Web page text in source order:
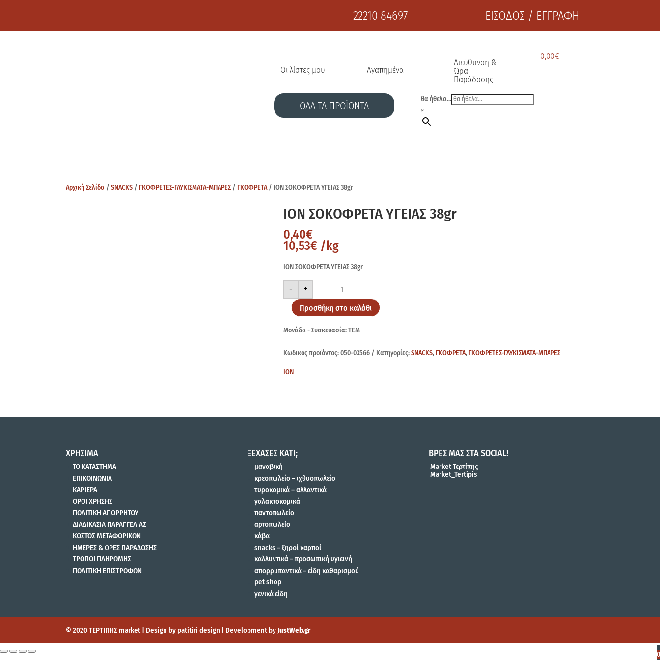
22210 84697 ΕΙΣΟΔΟΣ / ΕΓΓΡΑΦΗ
Οι λίστες μου Αγαπημένα
Διεύθυνση &
Ώρα
Παράδοσης
0,00€
ΟΛΑ ΤΑ ΠΡΟΪΟΝΤΑ
θα ήθελα...
×
Αρχική Σελίδα /SNACKS / ΓΚΟΦΡΕΤΕΣ-ΓΛΥΚΙΣΜΑΤΑ-ΜΠΑΡΕΣ / ΓΚΟΦΡΕΤΑ/ ΙΟΝ ΣΟΚΟΦΡΕΤΑ ΥΓΕΙΑΣ 38gr
ΙΟΝ ΣΟΚΟΦΡΕΤΑ ΥΓΕΙΑΣ 38gr
0,40€
10,53€ /kg
ΙΟΝ ΣΟΚΟΦΡΕΤΑ ΥΓΕΙΑΣ 38gr
-
ΙΟΝ
ΣΟΚΟΦΡΕΤΑ
ΥΓΕΙΑΣ
38gr
ποσότητα
+
Προσθήκη στο καλάθι
Μονάδα - Συσκευασία: ΤΕΜ
Κωδικός προϊόντος:050-03566 Κατηγορίες:SNACKS, ΓΚΟΦΡΕΤΑ, ΓΚΟΦΡΕΤΕΣ-ΓΛΥΚΙΣΜΑΤΑ-ΜΠΑΡΕΣ
ΙΟΝ
ΧΡΗΣΙΜΑ
ΤΟ ΚΑΤΑΣΤΗΜΑ
ΕΠΙΚΟΙΝΩΝΙΑ
ΚΑΡΙΕΡΑ
ΟΡΟΙ ΧΡΗΣΗΣ
ΠΟΛΙΤΙΚΗ ΑΠΟΡΡΗΤΟΥ
ΔΙΑΔΙΚΑΣΙΑ ΠΑΡΑΓΓΕΛΙΑΣ
ΚΟΣΤΟΣ ΜΕΤΑΦΟΡΙΚΩΝ
ΗΜΕΡΕΣ & ΩΡΕΣ ΠΑΡΑΔΟΣΗΣ
ΤΡΟΠΟΙ ΠΛΗΡΩΜΗΣ
ΠΟΛΙΤΙΚΗ ΕΠΙΣΤΡΟΦΩΝ
ΞΕΧΑΣΕΣ ΚΑΤΙ;
μαναβική
κρεοπωλείο – ιχθυοπωλείο
τυροκομικά – αλλαντικά
γαλακτοκομικά
παντοπωλείο
αρτοπωλείο
κάβα
snacks – ξηροί καρποί
καλλυντικά – προσωπική υγιεινή
απορρυπαντικά – είδη καθαρισμού
pet shop
γενικά είδη
ΒΡΕΣ ΜΑΣ ΣΤΑ SOCIAL!
Market Τερτίπης
Market_Tertipis
© 2020 ΤΕΡΤΙΠΗΣ market | Design by patitiri design | Development by JustWeb.gr
0